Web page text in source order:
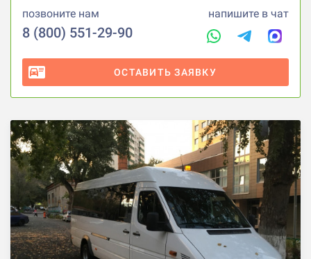
позвоните нам
8 (800) 551-29-90
напишите в чат
ОСТАВИТЬ ЗАЯВКУ